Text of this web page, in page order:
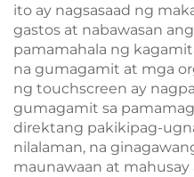
ito ay nagsasaad ng
gastos at nabawasan
pamamahala ng
na gumagamit at mga
ng touchscreen ay
gumagamit sa
direktang pakikipag-
nilalaman, na
maunawaan at